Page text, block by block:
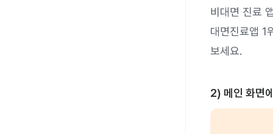
비대면 진료
대면진료앱 1
보세요.
2) 메인 화면